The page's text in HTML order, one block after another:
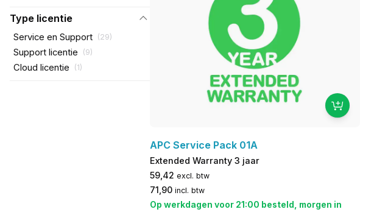
Type licentie
Service en Support (29)
Support licentie (9)
Cloud licentie (1)
APC Service Pack 01A
Extended Warranty 3 jaar
59,42 excl. btw
71,90 incl. btw
Op werkdagen voor 21:00 besteld, morgen in